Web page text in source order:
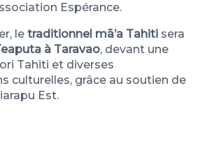
Espérance.
le traditionnel mā’a Tahiti sera
à Taravao, devant une
Tahiti et diverses
culturelles, grâce au soutien de
Est.